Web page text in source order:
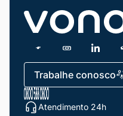
Dicas e Tutoriais
Gestão de Condomínios
Gestão de Frotas
Gestão de Negócios
Gestão de pessoas e
Trabalhe conosco
Atendimento 24h